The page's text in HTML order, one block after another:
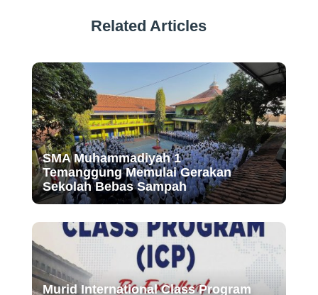
Related Articles
SMA Muhammadiyah 1
Temanggung Memulai Gerakan
Sekolah Bebas Sampah
Murid International Class Program